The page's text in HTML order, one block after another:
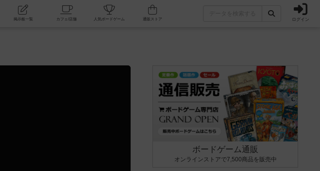
コミュニティ 掲示板一覧 カフェ/店舗 人気ボードゲーム ログイン
ボードゲーム通販
オンラインストアで7,500商品を販売中